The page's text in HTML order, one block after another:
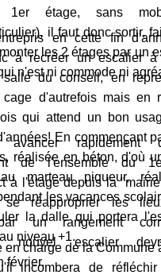
1er étage, sans
il faut donc sortir,
les 2 étages par un
n'est ni commode ni
en cette fin
à recréer un escalier
du conseil, en
d'autrefois mais en
qui attend un bon
En commençant
réalisée en béton, d'où
marteau piqueur,
les vacances
la dalle qui portera
niveau +1.
avancer rapidement
de l'ensemble du
à l'étage depuis la
se réapproprier les
un rangement
nouvel escalier
février.
en charge de la Commune
incombera de